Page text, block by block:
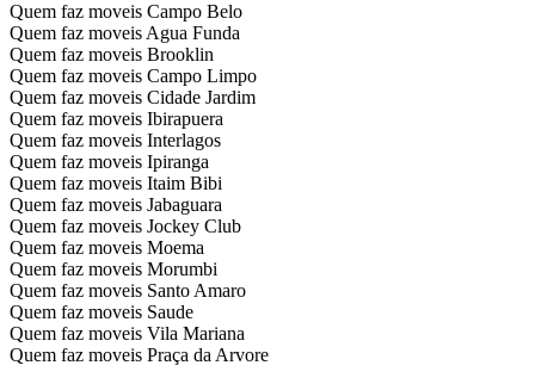
Quem faz moveis Campo Belo
Quem faz moveis Agua Funda
Quem faz moveis Brooklin
Quem faz moveis Campo Limpo
Quem faz moveis Cidade Jardim
Quem faz moveis Ibirapuera
Quem faz moveis Interlagos
Quem faz moveis Ipiranga
Quem faz moveis Itaim Bibi
Quem faz moveis Jabaguara
Quem faz moveis Jockey Club
Quem faz moveis Moema
Quem faz moveis Morumbi
Quem faz moveis Santo Amaro
Quem faz moveis Saude
Quem faz moveis Vila Mariana
Quem faz moveis Praça da Arvore